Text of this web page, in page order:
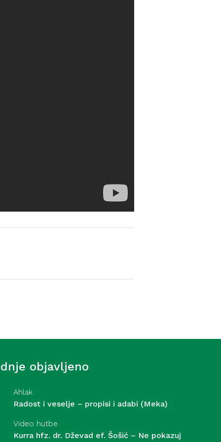
objavljeno
Ahlak
Radost i veselje – propisi i adabi (Meka)
Video hutbe
Kurra hfz. dr. Dževad ef. Šošić – Ne pokazuj